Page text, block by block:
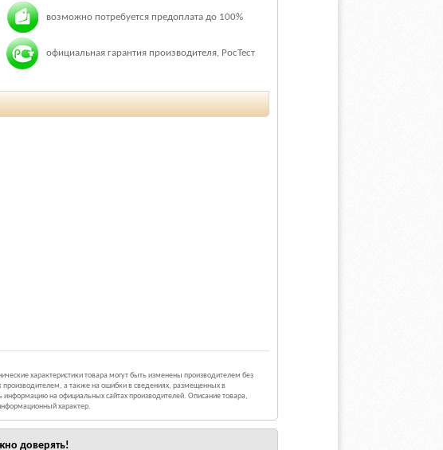
возможно потребуется предоплата до 100%
официальная гарантия производителя, РосТест
характеристики товара могут быть изменены производителем без
производителем, а также на ошибки в сведениях, размещенных в
на официальных сайтах производителей. Описание товара,
характер.
доверять!